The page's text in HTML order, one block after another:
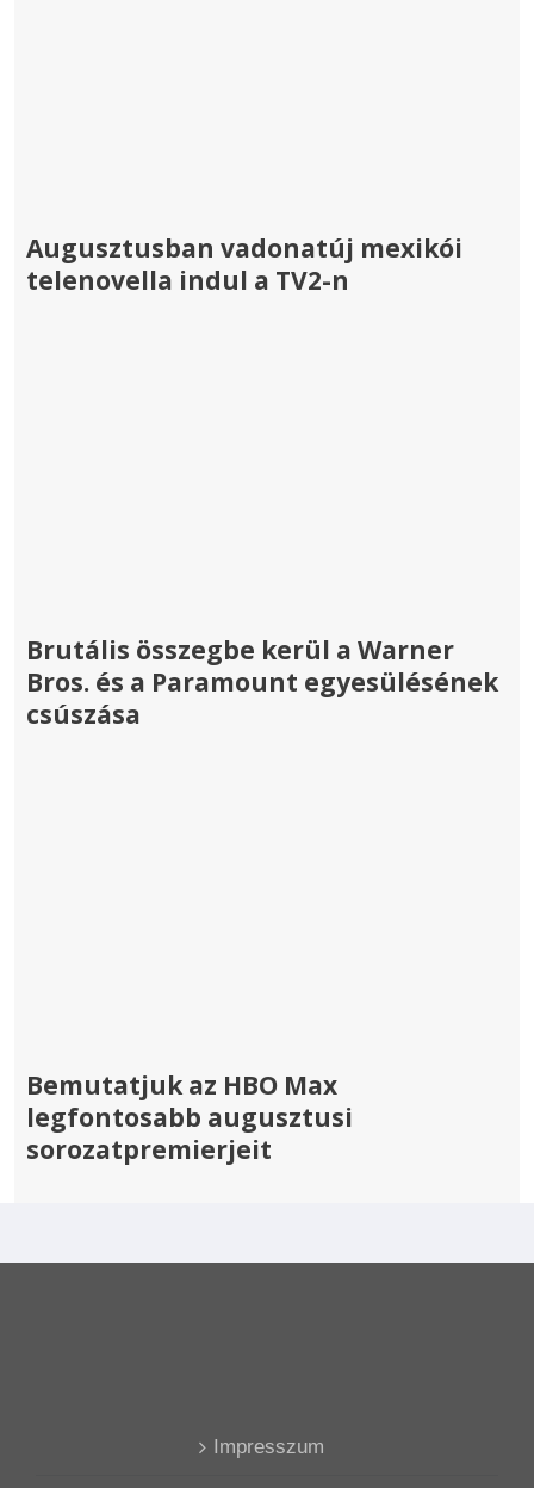
Augusztusban vadonatúj mexikói
telenovella indul a TV2-n
Brutális összegbe kerül a Warner
Bros. és a Paramount egyesülésének
csúszása
Bemutatjuk az HBO Max
legfontosabb augusztusi
sorozatpremierjeit
Impresszum